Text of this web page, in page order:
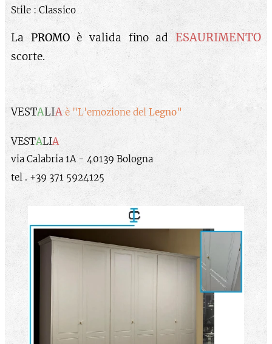
Stile : Classico
La PROMOè valida fino adESAURIMENTO
scorte.
VESTALIA è "L'emozione del Legno"
VESTALIA
via Calabria 1A - 40139 Bologna
tel . +39 371 5924125